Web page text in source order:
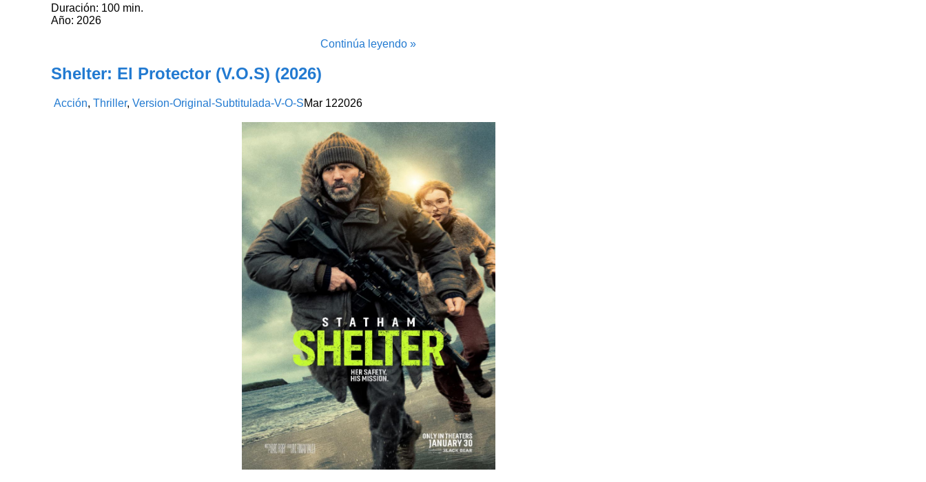
Duración: 100 min.
Año: 2026
Continúa leyendo »
Shelter: El Protector (V.O.S) (2026)
Acción,Thriller,Version-Original-Subtitulada-V-O-SMar 122026